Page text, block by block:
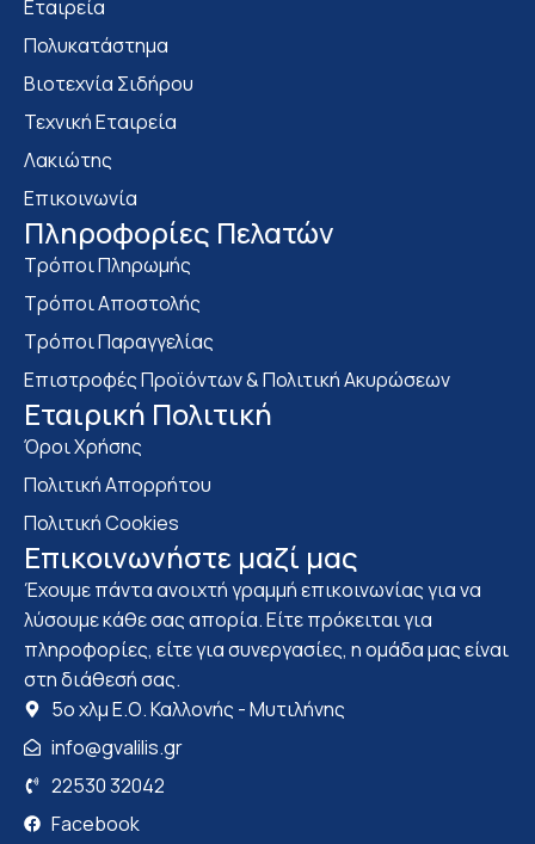
Εταιρεία
Πολυκατάστημα
Bιοτεχνία Σιδήρου
Τεχνική Εταιρεία
Λακιώτης
Επικοινωνία
Πληροφορίες Πελατών
Τρόποι Πληρωμής
Τρόποι Αποστολής
Τρόποι Παραγγελίας
Επιστροφές Προϊόντων & Πολιτική Ακυρώσεων
Eταιρική Πολιτική
Όροι Χρήσης
Πολιτική Απορρήτου
Πολιτική Cookies
Επικοινωνήστε μαζί μας
Έχουμε πάντα ανοιχτή γραμμή επικοινωνίας για να
λύσουμε κάθε σας απορία. Είτε πρόκειται για
πληροφορίες, είτε για συνεργασίες, η ομάδα μας είναι
στη διάθεσή σας.
5ο χλμ Ε.Ο. Καλλονής - Μυτιλήνης
info@gvalilis.gr
22530 32042
Facebook